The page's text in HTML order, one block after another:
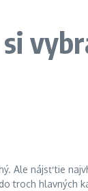
si
Ale nájsť tie
troch hlavných